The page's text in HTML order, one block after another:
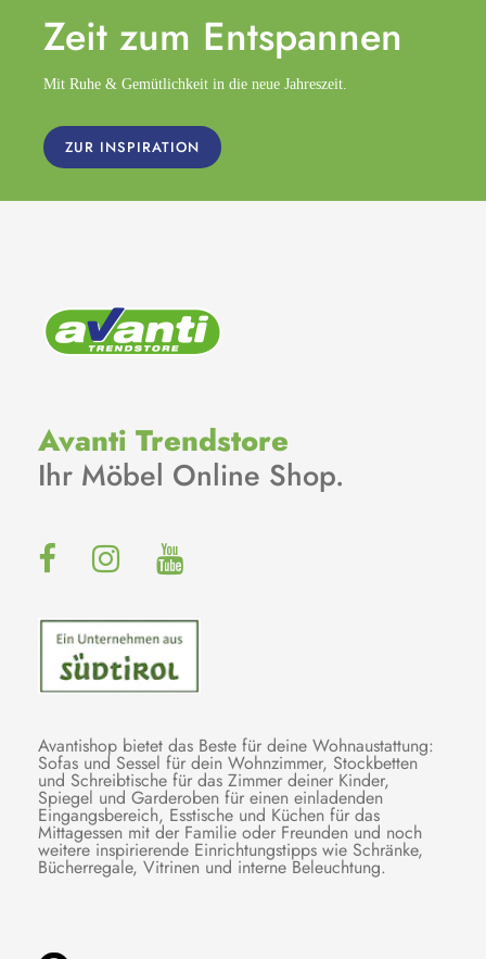
Zeit zum Entspannen
Mit Ruhe & Gemütlichkeit in die neue Jahreszeit.
ZUR INSPIRATION
Avanti Trendstore
Ihr Möbel Online Shop.
Avantishop bietet das Beste für deine Wohnaustattung:
Sofas und Sessel für dein Wohnzimmer, Stockbetten
und Schreibtische für das Zimmer deiner Kinder,
Spiegel und Garderoben für einen einladenden
Eingangsbereich, Esstische und Küchen für das
Mittagessen mit der Familie oder Freunden und noch
weitere inspirierende Einrichtungstipps wie Schränke,
Bücherregale, Vitrinen und interne Beleuchtung.